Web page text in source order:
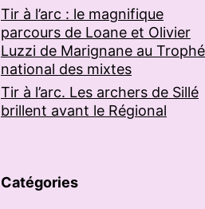
Tir à l’arc : le magnifique
parcours de Loane et Olivier
Luzzi de Marignane au
national des mixtes
Tir à l’arc. Les archers de Sillé
brillent avant le Régional
Catégories